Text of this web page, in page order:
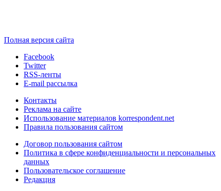
Полная версия сайта
Facebook
Twitter
RSS-ленты
E-mail рассылка
Контакты
Реклама на сайте
Использование материалов korrespondent.net
Правила пользования сайтом
Договор пользования сайтом
Политика в сфере конфиденциальности и персональных
данных
Пользовательское соглашение
Редакция